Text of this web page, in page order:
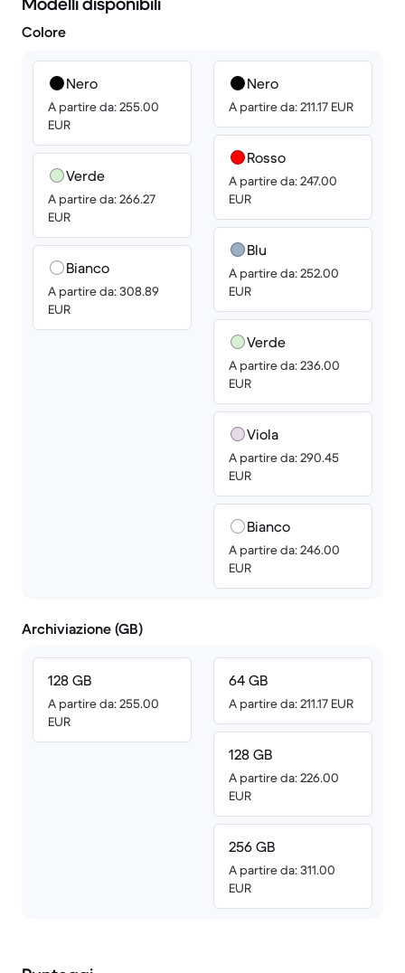
Colore
Nero
A partire da: 255.00
EUR
Verde
A partire da: 266.27
EUR
Bianco
A partire da: 308.89
EUR
Nero
A partire da: 211.17 EUR
Rosso
A partire da: 247.00
EUR
Blu
A partire da: 252.00
EUR
Verde
A partire da: 236.00
EUR
Viola
A partire da: 290.45
EUR
Bianco
A partire da: 246.00
EUR
Archiviazione (GB)
128 GB
A partire da: 255.00
EUR
64 GB
A partire da: 211.17 EUR
128 GB
A partire da: 226.00
EUR
256 GB
A partire da: 311.00
EUR